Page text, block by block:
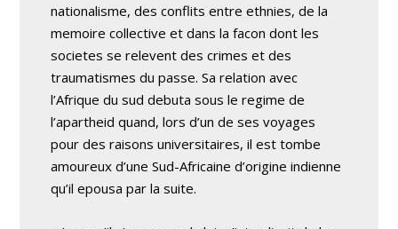
nationalisme, des conflits entre ethnies, de la
memoire collective et dans la facon dont les
societes se relevent des crimes et des
traumatismes du passe. Sa relation avec
l’Afrique du sud debuta sous le regime de
l’apartheid quand, lors d’un de ses voyages
pour des raisons universitaires, il est tombe
amoureux d’une Sud-Africaine d’origine indienne
qu’il epousa par la suite.